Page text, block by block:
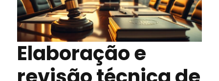
Elaboração e